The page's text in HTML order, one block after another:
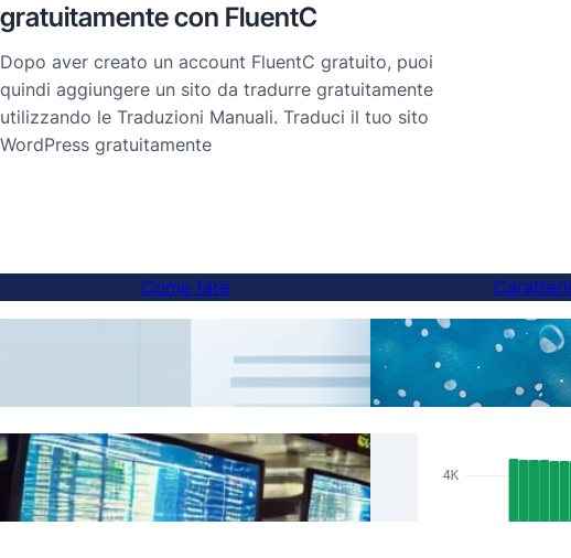
gratuitamente con FluentC
Dopo aver creato un account FluentC gratuito, puoi
quindi aggiungere un sito da tradurre gratuitamente
utilizzando le Traduzioni Manuali. Traduci il tuo sito
WordPress gratuitamente
Come fare
Come aggiungere un interruttore di lingua
Salta le traduzioni per contenuti specifici
con FluentC
Traduzioni AI
Risultati SEO